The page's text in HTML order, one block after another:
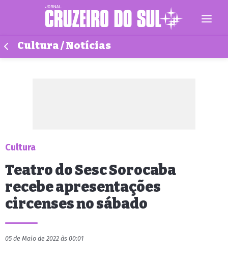
Cultura / Notícias
Cultura
Teatro do Sesc Sorocaba
recebe apresentações
circenses no sábado
05 de Maio de 2022 às 00:01